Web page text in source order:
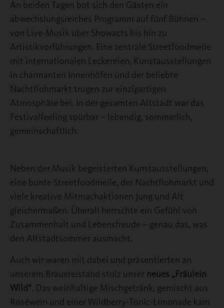
An beiden Tagen bot sich den Gästen ein
abwechslungsreiches Programm auf fünf Bühnen –
von Live-Musik über Showacts bis hin zu
Artistikvorführungen. Eine zentrale Streetfoodmeile
mit internationalen Leckereien, Kunstausstellungen
in charmanten Innenhöfen und der beliebte
Nachtflohmarkt trugen zur einzigartigen
Atmosphäre bei. In der gesamten Altstadt war das
Festivalfeeling spürbar – lebendig, sommerlich,
gemeinschaftlich.
Neben der Musik begeisterten Kunstausstellungen,
eine bunte Streetfoodmeile, der Nachtflohmarkt und
viele kreative Mitmachaktionen Jung und Alt
gleichermaßen. Überall herrschte ein Gefühl von
Zusammenhalt und Lebensfreude – genau das, was
den Altstadtsommer ausmacht.
Auch wir waren mit dabei und präsentierten an
unserem Brauereistand stolz unser neues „Fräulein
Wild“. Das weinhaltige Mischgetränk, gemischt aus
Roséwein und einer Wildberry-Tonic-Limonade kam